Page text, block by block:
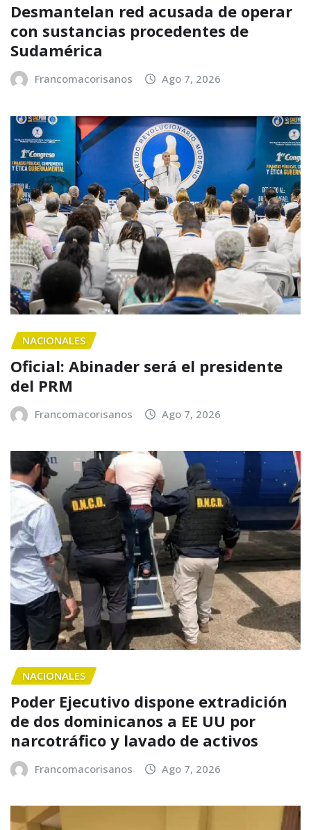
Desmantelan red acusada de operar
con sustancias procedentes de
Sudamérica
Francomacorisanos Ago 7, 2026
NACIONALES
Oficial: Abinader será el presidente
del PRM
Francomacorisanos Ago 7, 2026
NACIONALES
Poder Ejecutivo dispone extradición
de dos dominicanos a EE UU por
narcotráfico y lavado de activos
Francomacorisanos Ago 7, 2026